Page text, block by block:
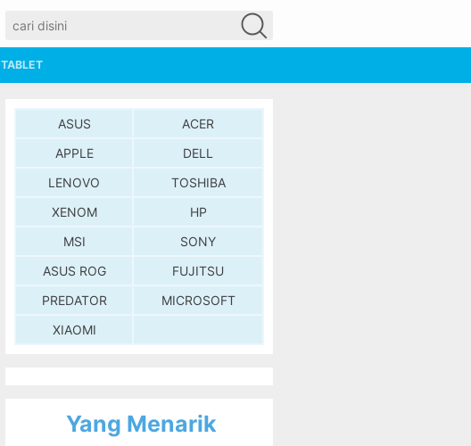
TABLET
ASUS
ACER
APPLE
DELL
LENOVO
TOSHIBA
XENOM
HP
MSI
SONY
ASUS ROG
FUJITSU
PREDATOR
MICROSOFT
XIAOMI
Yang Menarik